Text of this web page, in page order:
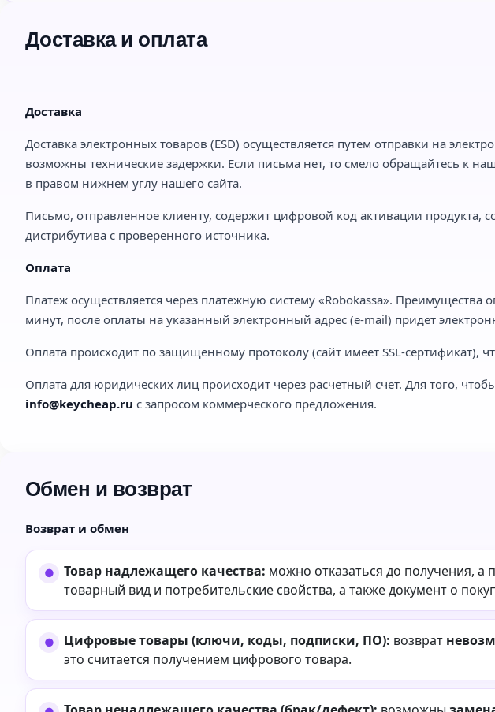
Доставка и оплата
Доставка
Доставка электронных товаров (ESD) осуществляется путем отправки на
возможны технические задержки. Если письма нет, то смело обращайтесь к
в правом нижнем углу нашего сайта.
Письмо, отправленное клиенту, содержит цифровой код активации продукта,
дистрибутива с проверенного источника.
Оплата
Платеж осуществляется через платежную систему «Robokassa».
минут, после оплаты на указанный электронный адрес (e-mail) придет
Оплата происходит по защищенному протоколу (сайт имеет SSL-сертификат),
Оплата для юридических лиц происходит через расчетный счет. Для того,
info@keycheap.ru с запросом коммерческого предложения.
Обмен и возврат
Возврат и обмен
Товар надлежащего качества: можно отказаться до получения, а
товарный вид и потребительские свойства, а также документ о
Цифровые товары (ключи, коды, подписки, ПО): возврат
это считается получением цифрового товара.